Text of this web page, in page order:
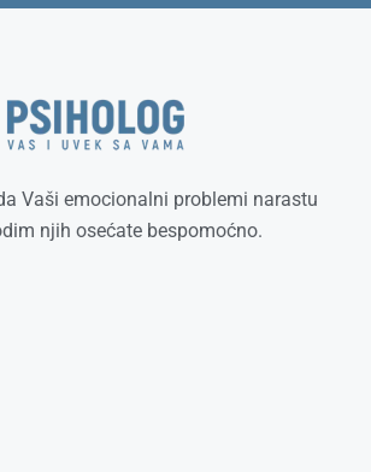
Vaši emocionalni problemi narastu
njih osećate bespomoćno.